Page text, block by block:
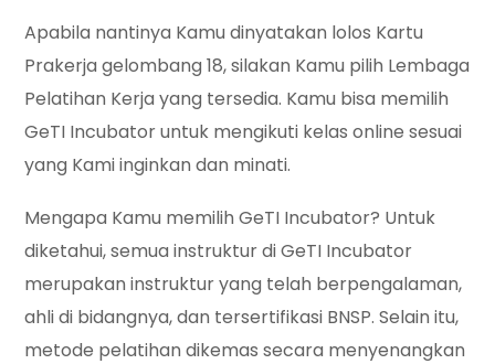
Apabila nantinya Kamu dinyatakan lolos Kartu
Prakerja gelombang 18, silakan Kamu pilih Lembaga
Pelatihan Kerja yang tersedia. Kamu bisa memilih
GeTI Incubator untuk mengikuti kelas online sesuai
yang Kami inginkan dan minati.
Mengapa Kamu memilih GeTI Incubator? Untuk
diketahui, semua instruktur di GeTI Incubator
merupakan instruktur yang telah berpengalaman,
ahli di bidangnya, dan tersertifikasi BNSP. Selain itu,
metode pelatihan dikemas secara menyenangkan